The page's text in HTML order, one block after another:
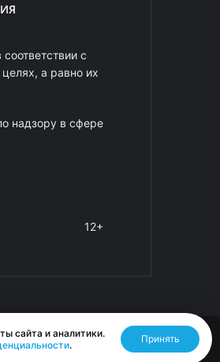
с
а равно их
надзору в сфере
12+
Разработано RASA
сайта и аналитики.
.
Принять